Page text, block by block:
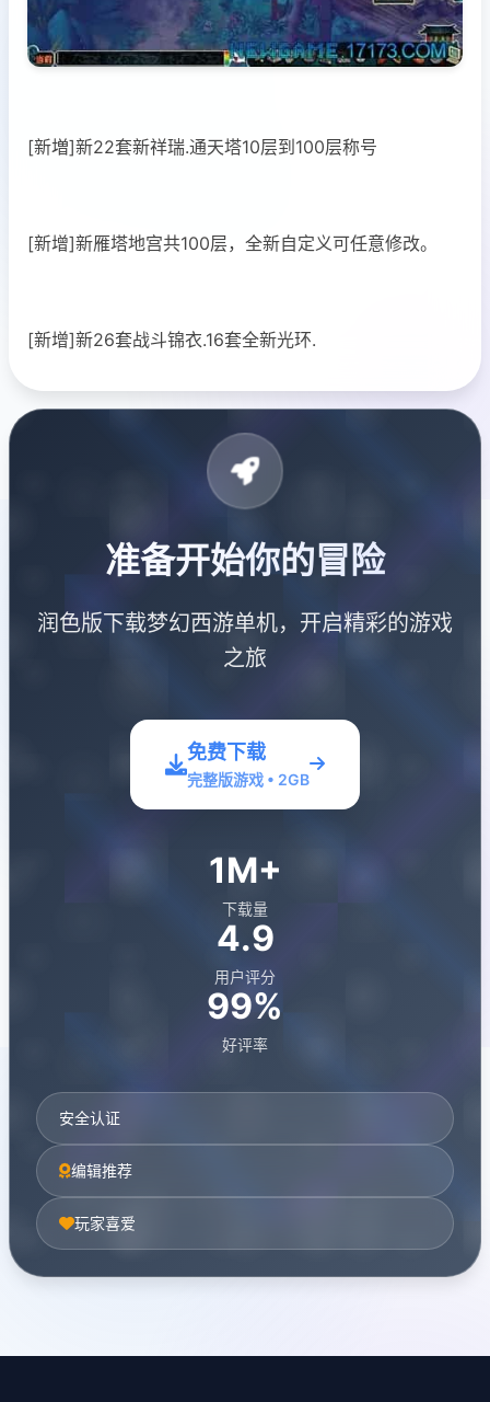
[新増]新22套新祥瑞.通天塔10层到100层称号
[新增]新雁塔地宫共100层，全新自定义可任意修改。
[新增]新26套战斗锦衣.16套全新光环.
准备开始你的冒险
润色版下载梦幻西游单机，开启精彩的游戏
之旅
免费下载
完整版游戏 • 2GB
1M+
下载量
4.9
用户评分
99%
好评率
安全认证
编辑推荐
玩家喜爱